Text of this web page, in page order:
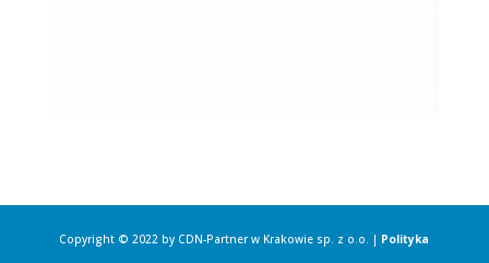
Copyright © 2022 by CDN-Partner w Krakowie sp. z o.o. | Polityka